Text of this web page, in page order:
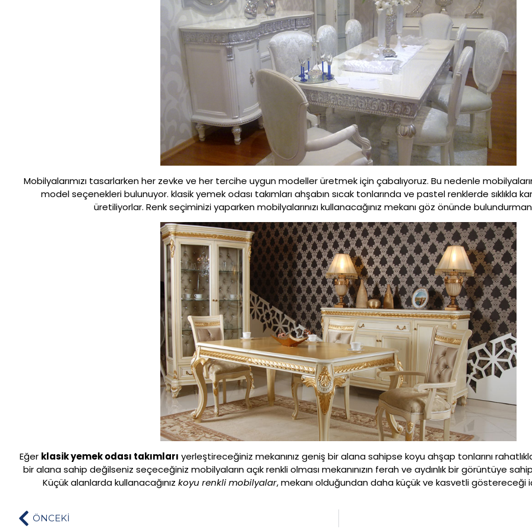
Mobilyalarımızı tasarlarken her zevke ve her tercihe uygun modeller üretmek için çabalıyoruz. Bu nedenle
model seçenekleri bulunuyor. klasik yemek odası takımları ahşabın sıcak tonlarında ve pastel renklerde sıklıkla
üretiliyorlar. Renk seçiminizi yaparken mobilyalarınızı kullanacağınız mekanı göz önünde
Eğer klasik yemek odası takımları yerleştireceğiniz mekanınız geniş bir alana sahipse koyu ahşap tonlarını
bir alana sahip değilseniz seçeceğiniz mobilyaların açık renkli olması mekanınızın ferah ve aydınlık bir görüntüye
Küçük alanlarda kullanacağınız koyu renkli mobilyalar, mekanı olduğundan daha küçük ve kasvetli göstereceği
ÖNCEKİ